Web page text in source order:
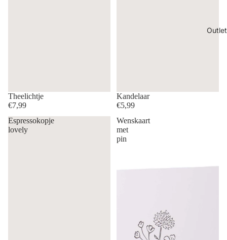
Outlet
Theelichtje
€7,99
Kandelaar
€5,99
Espressokopje
lovely
Wenskaart
met
pin